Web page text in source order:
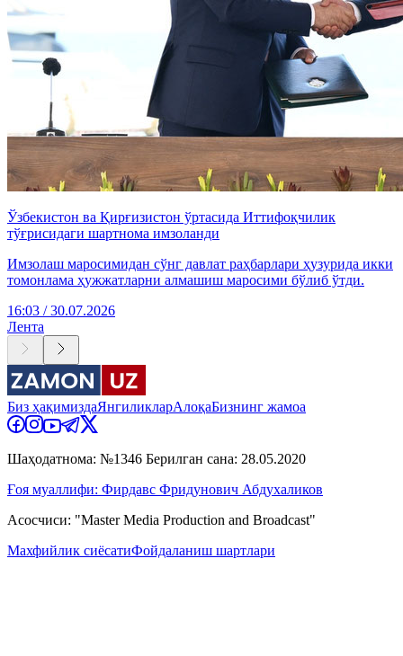
Ўзбекистон ва Қирғизистон ўртасида Иттифоқчилик
тўғрисидаги шартнома имзоланди
Имзолаш маросимидан сўнг давлат раҳбарлари ҳузурида икки
томонлама ҳужжатларни алмашиш маросими бўлиб ўтди.
16:03 / 30.07.2026
Лента
Биз ҳақимиздаЯнгиликларАлоқаБизнинг жамоа
Шаҳодатнома: №1346 Берилган сана: 28.05.2020
Ғоя муаллифи: Фирдавс Фридунович Абдухаликов
Асосчиси: "Master Media Production and Broadcast"
Махфийлик сиёсатиФойдаланиш шартлари